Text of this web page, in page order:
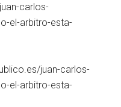
carlos-
el-arbitro-esta-
juan-carlos-
el-arbitro-esta-